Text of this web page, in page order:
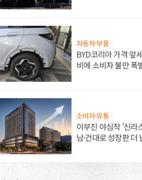
자동차·부품
BYD코리아 가격 앞
비에 소비자 불만 폭
소비자·유통
이부진 야심작 '신라
남·건대로 성장판 더